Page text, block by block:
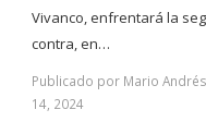
Vivanco, enfrentará la
contra, en…
Publicado por Mario
14, 2024